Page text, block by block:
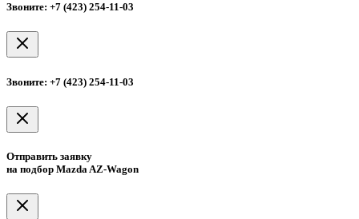
Звоните: +7 (423) 254-11-03
Звоните: +7 (423) 254-11-03
Отправить заявку
на подбор Mazda AZ-Wagon